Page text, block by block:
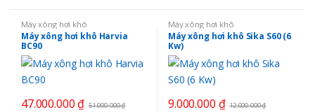
Máy xông hơi khô
Máy xông hơi khô Harvia
BC90
47.000.000 ₫ 51.000.000₫
Máy xông hơi khô
Máy xông hơi khô Sika S60 (6
Kw)
9.000.000 ₫ 12.000.000₫